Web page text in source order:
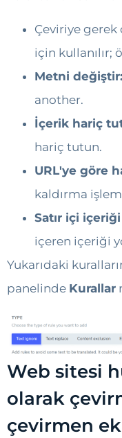
Çeviriye
için kullanılır;
Metni değiştir:
another.
İçerik hariç
hariç tutun.
URL'ye göre
kaldırma
Satır içi
içeren içeriği
Yukarıdaki
panelinde Kurallar
Web sitesi
olarak
çevirmen